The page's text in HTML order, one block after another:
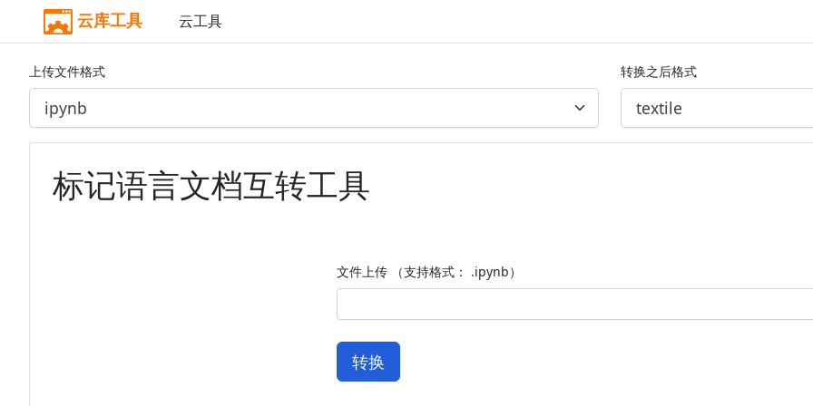
云库工具 云工具
上传文件格式 转换之后格式
标记语言文档互转工具
文件上传 （支持格式： .ipynb）
转换